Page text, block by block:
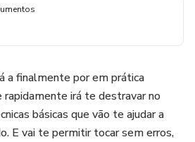
a finalmente por em prática
rapidamente irá te destravar no
básicas que vão te ajudar a
E vai te permitir tocar sem erros,